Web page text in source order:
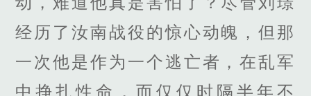
经历了汝南战役的惊心动魄，但那
一次他是作为一个逃亡者，在乱军
中挣扎性命，而仅仅时隔半年不